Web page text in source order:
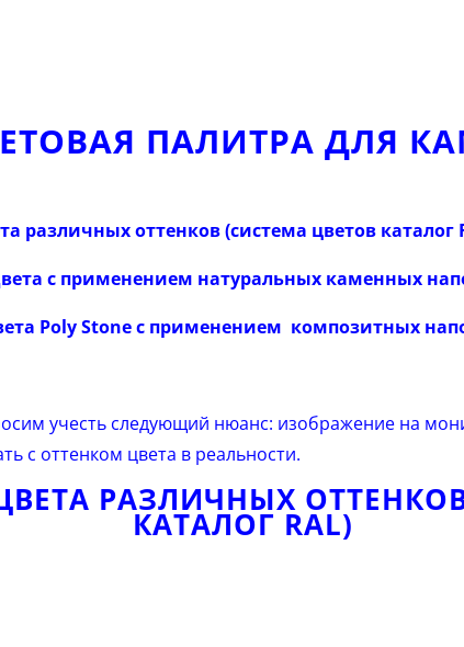
ПАЛИТРА ДЛЯ
различных оттенков (система цветов каталог
с применением натуральных каменных
Poly Stone с применением композитных
учесть следующий нюанс: изображение на
с оттенком цвета в реальности.
РАЗЛИЧНЫХ
КАТАЛОГ RAL)